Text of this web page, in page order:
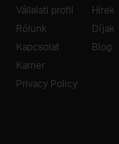
Vállalati profil
Rólunk
Kapcsolat
Karrier
Privacy Policy
Hírek
Díjak
Blog